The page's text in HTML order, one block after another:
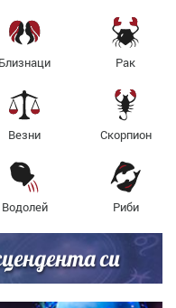
Близнаци Рак
Везни Скорпион
Водолей Риби
си